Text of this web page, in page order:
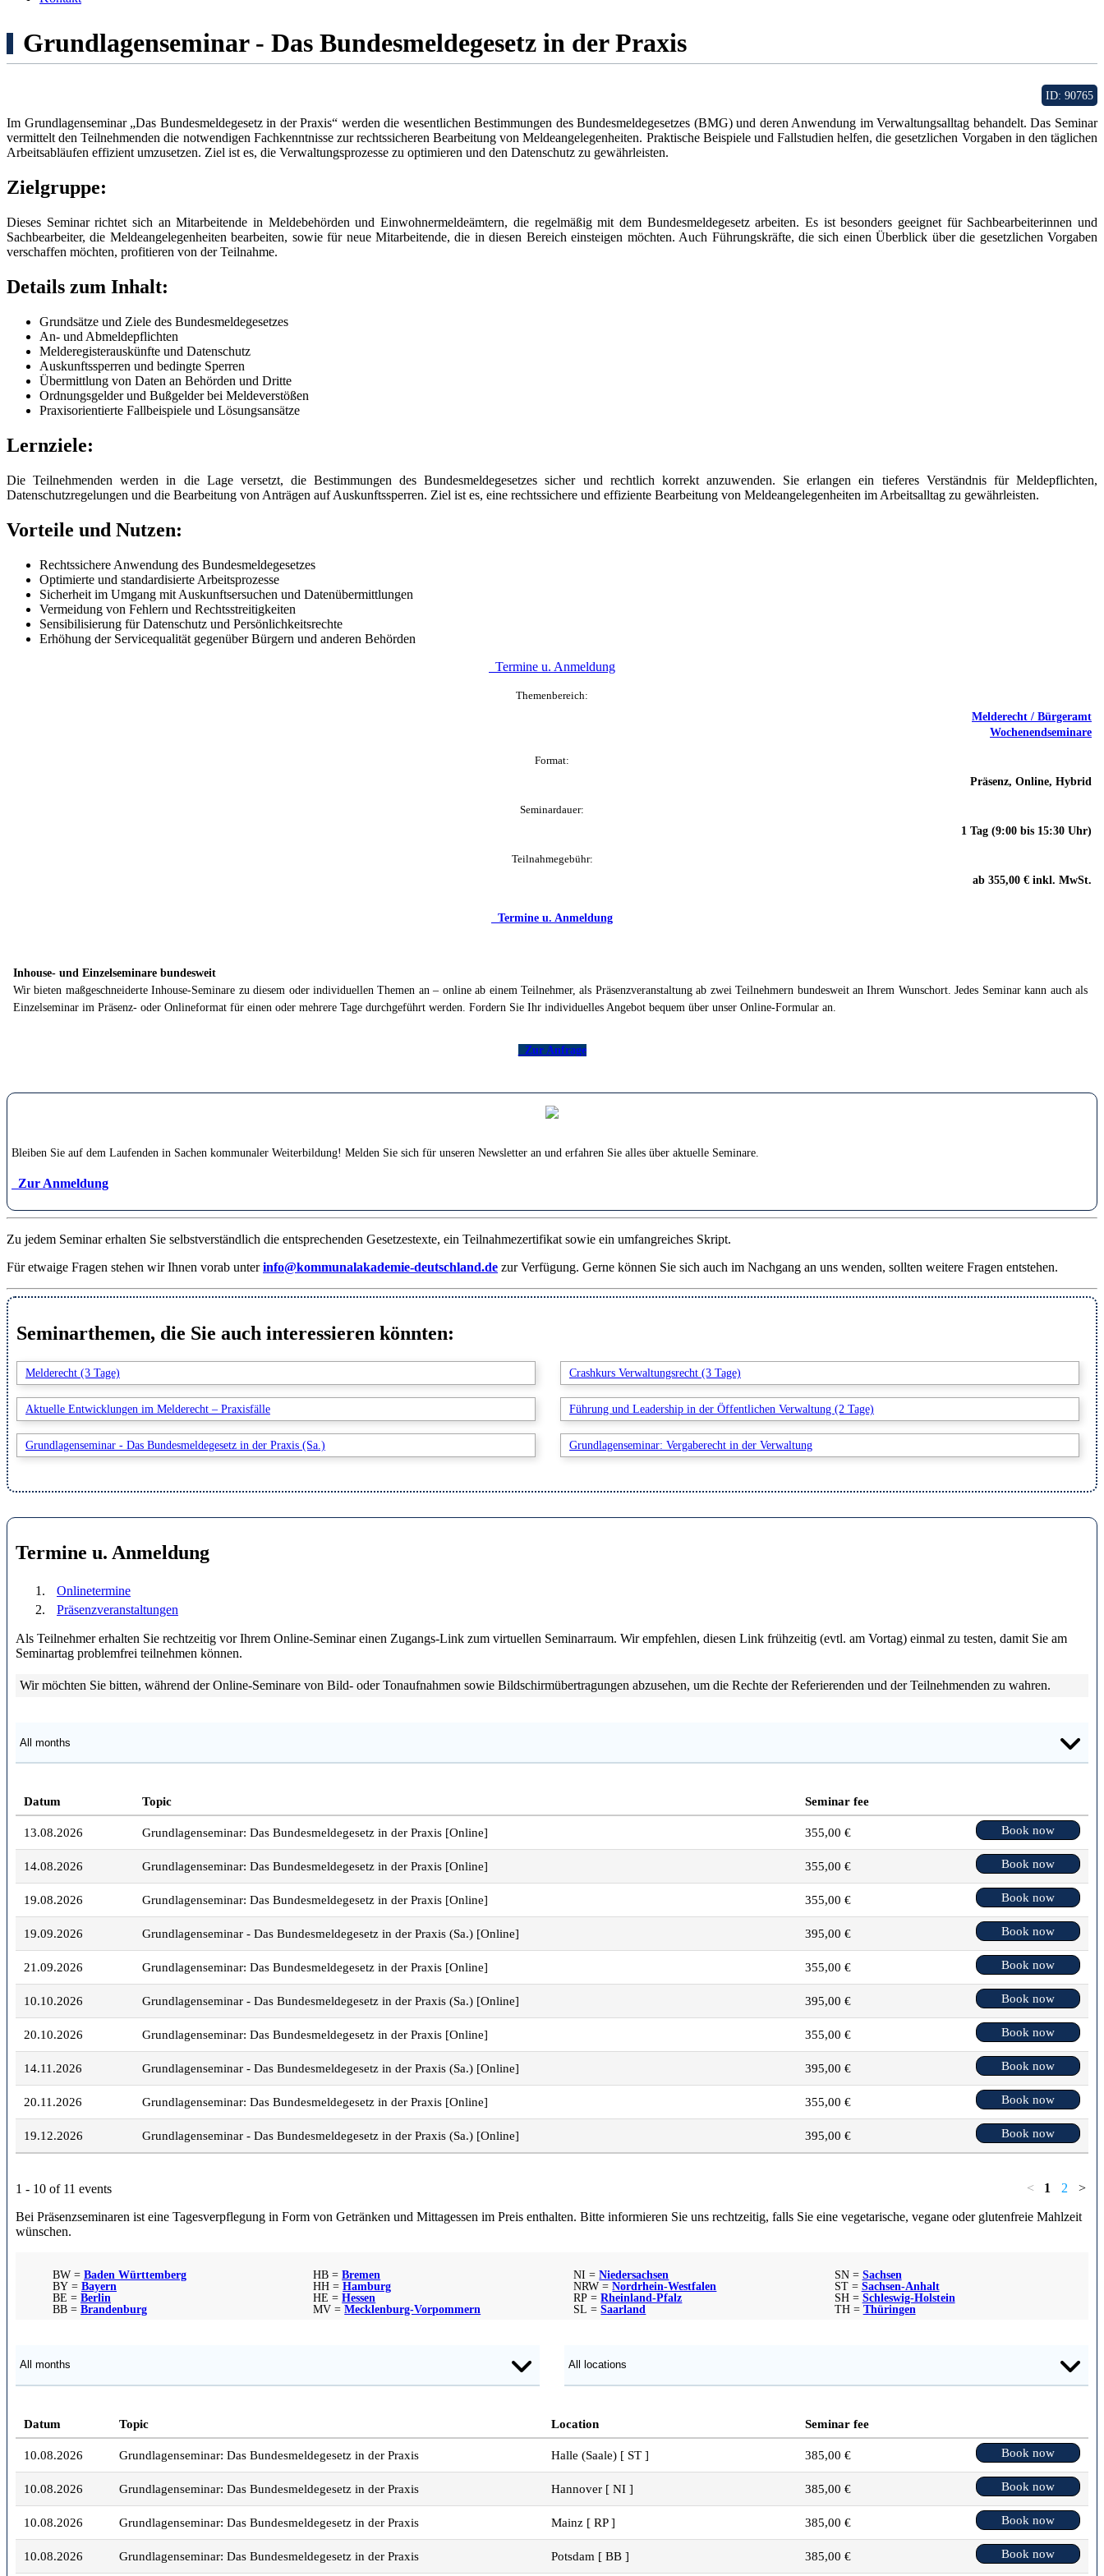
Grundlagenseminar - Das Bundesmeldegesetz in der Praxis
ID: 90765
Im Grundlagenseminar „Das Bundesmeldegesetz in der Praxis“ werden die wesentlichen Bestimmungen des Bundesmeldegesetzes (BMG) und deren Anwendung im Verwaltungsalltag behandelt. Das Seminar
vermittelt den Teilnehmenden die notwendigen Fachkenntnisse zur rechtssicheren Bearbeitung von Meldeangelegenheiten. Praktische Beispiele und Fallstudien helfen, die gesetzlichen Vorgaben in den täglichen
Arbeitsabläufen effizient umzusetzen. Ziel ist es, die Verwaltungsprozesse zu optimieren und den Datenschutz zu gewährleisten.
Zielgruppe:
Dieses Seminar richtet sich an Mitarbeitende in Meldebehörden und Einwohnermeldeämtern, die regelmäßig mit dem Bundesmeldegesetz arbeiten. Es ist besonders geeignet für Sachbearbeiterinnen und
Sachbearbeiter, die Meldeangelegenheiten bearbeiten, sowie für neue Mitarbeitende, die in diesen Bereich einsteigen möchten. Auch Führungskräfte, die sich einen Überblick über die gesetzlichen Vorgaben
verschaffen möchten, profitieren von der Teilnahme.
Details zum Inhalt:
Grundsätze und Ziele des Bundesmeldegesetzes
An- und Abmeldepflichten
Melderegisterauskünfte und Datenschutz
Auskunftssperren und bedingte Sperren
Übermittlung von Daten an Behörden und Dritte
Ordnungsgelder und Bußgelder bei Meldeverstößen
Praxisorientierte Fallbeispiele und Lösungsansätze
Lernziele:
Die Teilnehmenden werden in die Lage versetzt, die Bestimmungen des Bundesmeldegesetzes sicher und rechtlich korrekt anzuwenden. Sie erlangen ein tieferes Verständnis für Meldepflichten,
Datenschutzregelungen und die Bearbeitung von Anträgen auf Auskunftssperren. Ziel ist es, eine rechtssichere und effiziente Bearbeitung von Meldeangelegenheiten im Arbeitsalltag zu gewährleisten.
Vorteile und Nutzen:
Rechtssichere Anwendung des Bundesmeldegesetzes
Optimierte und standardisierte Arbeitsprozesse
Sicherheit im Umgang mit Auskunftsersuchen und Datenübermittlungen
Vermeidung von Fehlern und Rechtsstreitigkeiten
Sensibilisierung für Datenschutz und Persönlichkeitsrechte
Erhöhung der Servicequalität gegenüber Bürgern und anderen Behörden
Termine u. Anmeldung
Themenbereich:
Melderecht / Bürgeramt
Wochenendseminare
Format:
Präsenz, Online, Hybrid
Seminardauer:
1 Tag (9:00 bis 15:30 Uhr)
Teilnahmegebühr:
ab 355,00 € inkl. MwSt.
Termine u. Anmeldung
Inhouse- und Einzelseminare bundesweit
Wir bieten maßgeschneiderte Inhouse-Seminare zu diesem oder individuellen Themen an – online ab einem Teilnehmer, als Präsenzveranstaltung ab zwei Teilnehmern bundesweit an Ihrem Wunschort. Jedes Seminar kann auch als
Einzelseminar im Präsenz- oder Onlineformat für einen oder mehrere Tage durchgeführt werden. Fordern Sie Ihr individuelles Angebot bequem über unser Online-Formular an.
Zur Anfrage
Bleiben Sie auf dem Laufenden in Sachen kommunaler Weiterbildung! Melden Sie sich für unseren Newsletter an und erfahren Sie alles über aktuelle Seminare.
Zur Anmeldung
Zu jedem Seminar erhalten Sie selbstverständlich die entsprechenden Gesetzestexte, ein Teilnahmezertifikat sowie ein umfangreiches Skript.
Für etwaige Fragen stehen wir Ihnen vorab unterinfo@kommunalakademie-deutschland.de zur Verfügung. Gerne können Sie sich auch im Nachgang an uns wenden, sollten weitere Fragen entstehen.
Seminarthemen, die Sie auch interessieren könnten:
Melderecht (3 Tage)
Aktuelle Entwicklungen im Melderecht – Praxisfälle
Grundlagenseminar - Das Bundesmeldegesetz in der Praxis (Sa.)
Crashkurs Verwaltungsrecht (3 Tage)
Führung und Leadership in der Öffentlichen Verwaltung (2 Tage)
Grundlagenseminar: Vergaberecht in der Verwaltung
Termine u. Anmeldung
Onlinetermine
Präsenzveranstaltungen
Als Teilnehmer erhalten Sie rechtzeitig vor Ihrem Online-Seminar einen Zugangs-Link zum virtuellen Seminarraum. Wir empfehlen, diesen Link frühzeitig (evtl. am Vortag) einmal zu testen, damit Sie am
Seminartag problemfrei teilnehmen können.
Wir möchten Sie bitten, während der Online-Seminare von Bild- oder Tonaufnahmen sowie Bildschirmübertragungen abzusehen, um die Rechte der Referierenden und der Teilnehmenden zu wahren.
Datum Topic Seminar fee
13.08.2026 Grundlagenseminar: Das Bundesmeldegesetz in der Praxis [Online] 355,00 € Book now
14.08.2026 Grundlagenseminar: Das Bundesmeldegesetz in der Praxis [Online] 355,00 € Book now
19.08.2026 Grundlagenseminar: Das Bundesmeldegesetz in der Praxis [Online] 355,00 € Book now
19.09.2026 Grundlagenseminar - Das Bundesmeldegesetz in der Praxis (Sa.) [Online] 395,00 € Book now
21.09.2026 Grundlagenseminar: Das Bundesmeldegesetz in der Praxis [Online] 355,00 € Book now
10.10.2026 Grundlagenseminar - Das Bundesmeldegesetz in der Praxis (Sa.) [Online] 395,00 € Book now
20.10.2026 Grundlagenseminar: Das Bundesmeldegesetz in der Praxis [Online] 355,00 € Book now
14.11.2026 Grundlagenseminar - Das Bundesmeldegesetz in der Praxis (Sa.) [Online] 395,00 € Book now
20.11.2026 Grundlagenseminar: Das Bundesmeldegesetz in der Praxis [Online] 355,00 € Book now
19.12.2026 Grundlagenseminar - Das Bundesmeldegesetz in der Praxis (Sa.) [Online] 395,00 € Book now
1 - 10 of 11 events < 1 2 >
Bei Präsenzseminaren ist eine Tagesverpflegung in Form von Getränken und Mittagessen im Preis enthalten. Bitte informieren Sie uns rechtzeitig, falls Sie eine vegetarische, vegane oder glutenfreie Mahlzeit
wünschen.
BW = Baden Württemberg
BY = Bayern
BE = Berlin
BB = Brandenburg
HB =Bremen
HH =Hamburg
HE =Hessen
MV =Mecklenburg-Vorpommern
NI =Niedersachsen
NRW =Nordrhein-Westfalen
RP =Rheinland-Pfalz
SL =Saarland
SN = Sachsen
ST = Sachsen-Anhalt
SH = Schleswig-Holstein
TH = Thüringen
Datum Topic Location Seminar fee
10.08.2026 Grundlagenseminar: Das Bundesmeldegesetz in der Praxis Halle (Saale) [ ST ] 385,00 € Book now
10.08.2026 Grundlagenseminar: Das Bundesmeldegesetz in der Praxis Hannover [ NI ] 385,00 € Book now
10.08.2026 Grundlagenseminar: Das Bundesmeldegesetz in der Praxis Mainz [ RP ] 385,00 € Book now
10.08.2026 Grundlagenseminar: Das Bundesmeldegesetz in der Praxis Potsdam [ BB ] 385,00 € Book now